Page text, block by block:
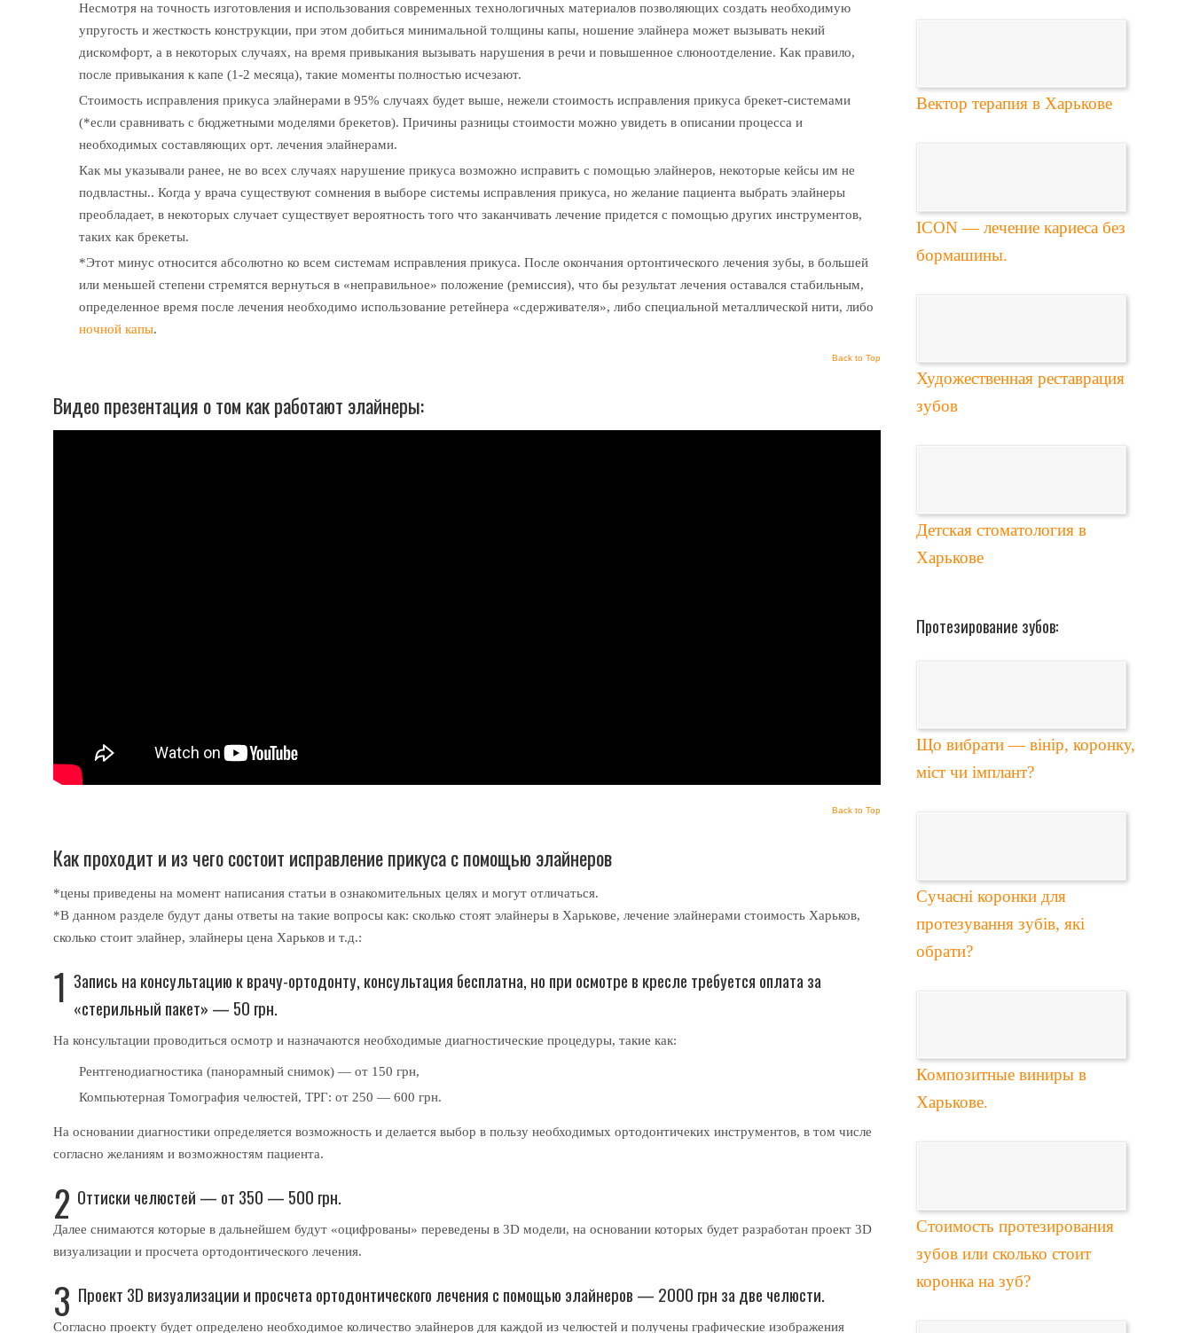
Несмотря на точность изготовления и использования современных технологичных материалов позволяющих создать необходимую
упругость и жесткость конструкции, при этом добиться минимальной толщины капы, ношение элайнера может вызывать некий
дискомфорт, а в некоторых случаях, на время привыкания вызывать нарушения в речи и повышенное слюноотделение. Как правило,
после привыкания к капе (1-2 месяца), такие моменты полностью исчезают.
Стоимость исправления прикуса элайнерами в 95% случаях будет выше, нежели стоимость исправления прикуса брекет-системами
(*если сравнивать с бюджетными моделями брекетов). Причины разницы стоимости можно увидеть в описании процесса и
необходимых составляющих орт. лечения элайнерами.
Как мы указывали ранее, не во всех случаях нарушение прикуса возможно исправить с помощью элайнеров, некоторые кейсы им не
подвластны.. Когда у врача существуют сомнения в выборе системы исправления прикуса, но желание пациента выбрать элайнеры
преобладает, в некоторых случает существует вероятность того что заканчивать лечение придется с помощью других инструментов,
таких как брекеты.
*Этот минус относится абсолютно ко всем системам исправления прикуса. После окончания ортонтического лечения зубы, в большей
или меньшей степени стремятся вернуться в «неправильное» положение (ремиссия), что бы результат лечения оставался стабильным,
определенное время после лечения необходимо использование ретейнера «сдерживателя», либо специальной металлической нити, либо
ночной капы.
Back to Top
Видео презентация о том как работают элайнеры:
Back to Top
Как проходит и из чего состоит исправление прикуса с помощью элайнеров
*цены приведены на момент написания статьи в ознакомительных целях и могут отличаться.
*В данном разделе будут даны ответы на такие вопросы как: сколько стоят элайнеры в Харькове, лечение элайнерами стоимость Харьков,
сколько стоит элайнер, элайнеры цена Харьков и т.д.:
1 Запись на консультацию к врачу-ортодонту, консультация бесплатна, но при осмотре в кресле требуется оплата за
«стерильный пакет» — 50 грн.
На консультации проводиться осмотр и назначаются необходимые диагностические процедуры, такие как:
Рентгенодиагностика (панорамный снимок) — от 150 грн,
Компьютерная Томография челюстей, ТРГ: от 250 — 600 грн.
На основании диагностики определяется возможность и делается выбор в пользу необходимых ортодонтичеких инструментов, в том числе
согласно желаниям и возможностям пациента.
2 Оттиски челюстей — от 350 — 500 грн.
Далее снимаются которые в дальнейшем будут «оцифрованы» переведены в 3D модели, на основании которых будет разработан проект 3D
визуализации и просчета ортодонтического лечения.
3 Проект 3D визуализации и просчета ортодонтического лечения с помощью элайнеров — 2000 грн за две челюсти.
Согласно проекту будет определено необходимое количество элайнеров для каждой из челюстей и получены графические изображения
Вектор терапия в Харькове
ICON — лечение кариеса без
бормашины.
Художественная реставрация
зубов
Детская стоматология в
Харькове
Протезирование зубов:
Що вибрати — вінір, коронку,
міст чи імплант?
Сучасні коронки для
протезування зубів, які
обрати?
Композитные виниры в
Харькове.
Стоимость протезирования
зубов или сколько стоит
коронка на зуб?